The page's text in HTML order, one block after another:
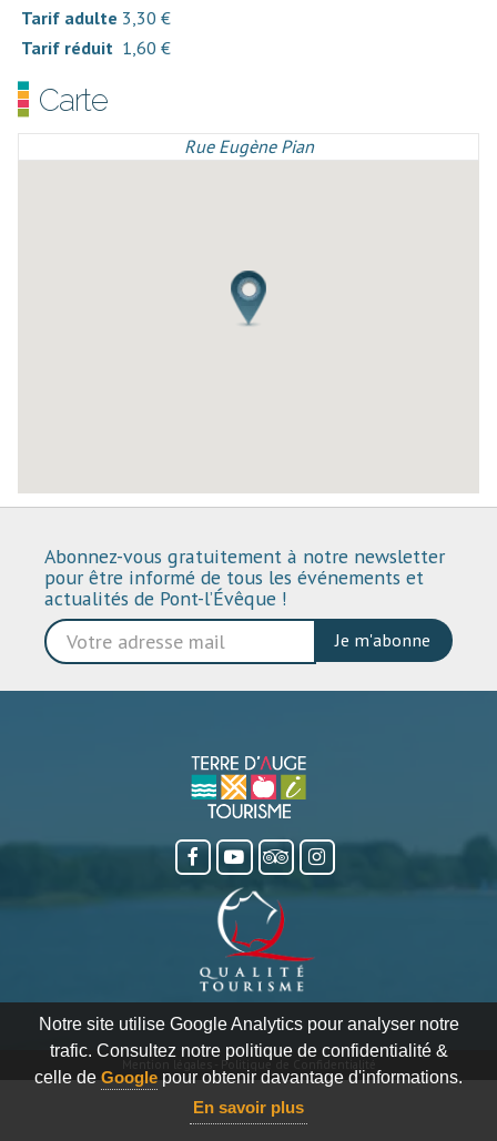
Notre site utilise Google Analytics pour analyser notre
trafic. Consultez notre politique de confidentialité &
celle de Google pour obtenir davantage d'informations.
En savoir plus
Tarif adulte 3,30 €
Tarif réduit 1,60 €
Carte
Rue Eugène Pian
Abonnez-vous gratuitement à notre newsletter
pour être informé de tous les événements et
actualités de Pont-l’Évêque !
Je m'abonne
Politique de Confidentialité